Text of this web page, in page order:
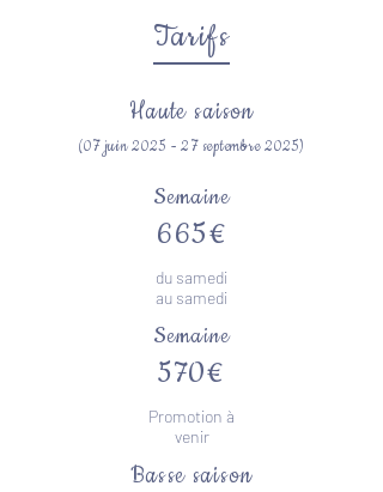
Tarifs
Haute saison
(07juin 2025 - 27 septembre 2025)
Semaine
665€
du samedi
au samedi
Semaine
570€
Promotion à
venir
Basse saison